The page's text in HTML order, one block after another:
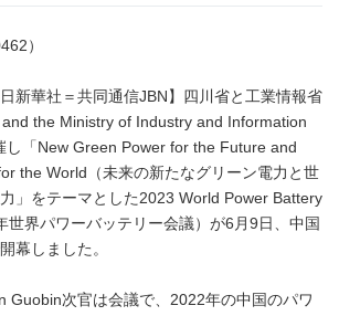
）
新華社＝共同通信JBN】四川省と工業情報省
and the Ministry of Industry and Information
し「New Green Power for the Future and
the World（未来の新たなグリーン電力と世
」をテーマとした2023 World Power Battery
世界パワーバッテリー会議）が6月9日、中国
幕しました。
Guobin次官は会議で、2022年の中国のパワ